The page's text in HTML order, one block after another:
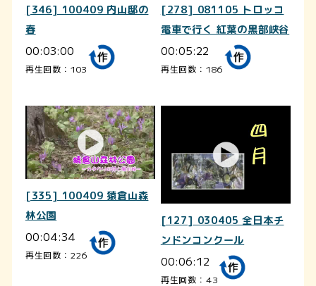
[346] 100409 内山邸の
春
00:03:00
再生回数：103
[278] 081105 トロッコ
電車で行く 紅葉の黒部峡谷
00:05:22
再生回数：186
[335] 100409 猿倉山森
林公園
00:04:34
再生回数：226
[127] 030405 全日本チ
ンドンコンクール
00:06:12
再生回数：43